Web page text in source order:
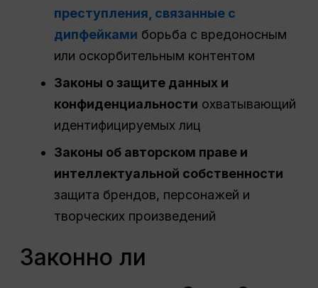
преступления, связанные с
дипфейками борьба с вредоносным
или оскорбительным контентом
Законы о защите данных и
конфиденциальности охватывающий
идентифицируемых лиц
Законы об авторском праве и
интеллектуальной собственности
защита брендов, персонажей и
творческих произведений
Законно ли